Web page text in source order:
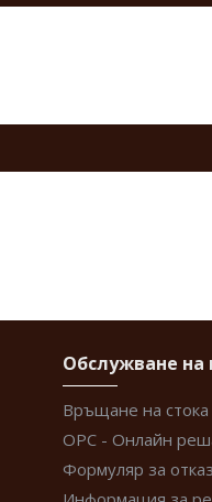
Обслужване на
Връщане на стока
ОРС - Онлайн
Формуляр за